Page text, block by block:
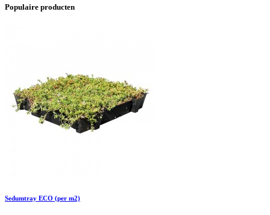
Populaire producten
Sedumtray ECO (per m2)